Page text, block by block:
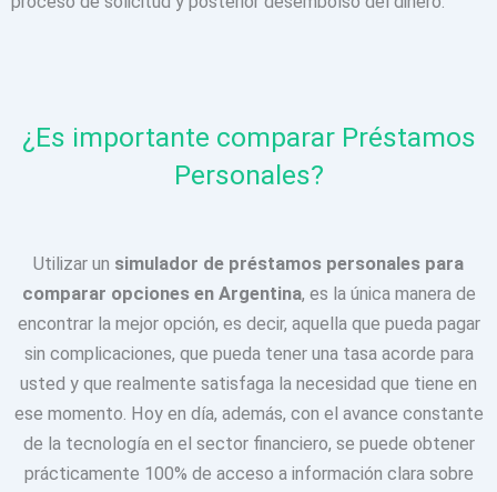
¿Es importante comparar Préstamos
Personales?
Utilizar un simulador de préstamos personales para
comparar opciones en Argentina, es la única manera de
encontrar la mejor opción, es decir, aquella que pueda pagar
sin complicaciones, que pueda tener una tasa acorde para
usted y que realmente satisfaga la necesidad que tiene en
ese momento. Hoy en día, además, con el avance constante
de la tecnología en el sector financiero, se puede obtener
prácticamente 100% de acceso a información clara sobre